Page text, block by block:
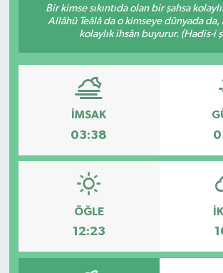
Bir kimse sıkıntıda olan bir şahsa
Allâhü Teâlâ da o kimseye dünyada
kolaylık ihsân buyurur. (Hadis-i
İMSAK
03:38
ÖĞLE
12:23
Gündem
Kültür Sanat
Magazin
Otomobil